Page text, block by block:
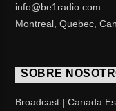
info@be1radio.com
Montreal, Quebec,
SOBRE
Broadcast | Canada